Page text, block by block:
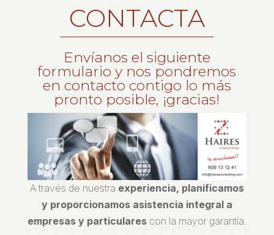
CONTACTA
Envíanos el siguiente
formulario y nos pondremos
en contacto contigo lo más
pronto posible, ¡gracias!
A través de nuestra experiencia, planificamos
y proporcionamos asistencia integral a
empresas y particularescon la mayor garantía.